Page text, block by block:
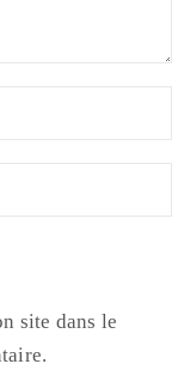
site dans le